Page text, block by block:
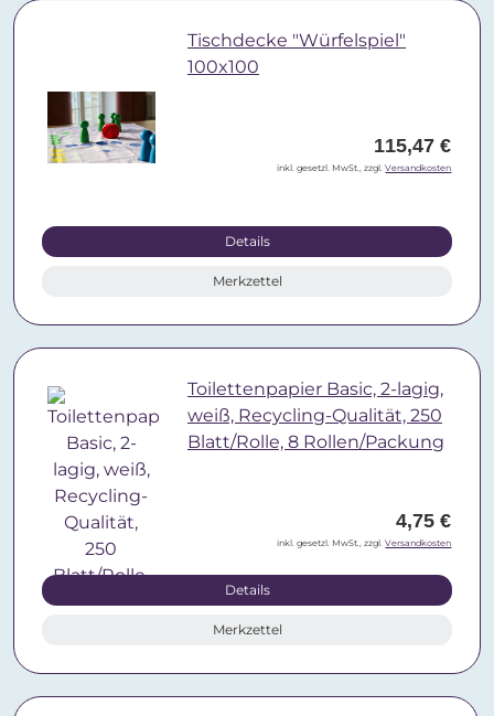
Tischdecke "Würfelspiel"
100x100
115,47 €
inkl. gesetzl. MwSt., zzgl.Versandkosten
Details
Merkzettel
Toilettenpapier Basic, 2-lagig,
weiß, Recycling-Qualität, 250
Blatt/Rolle, 8 Rollen/Packung
4,75 €
inkl. gesetzl. MwSt., zzgl.Versandkosten
Details
Merkzettel